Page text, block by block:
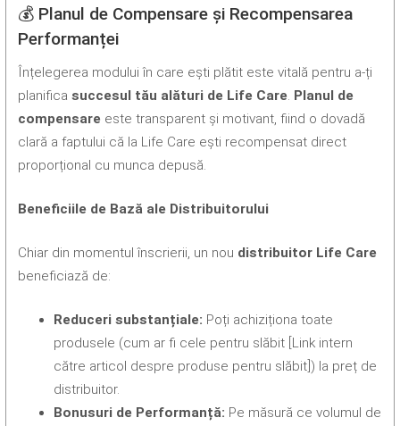
💰 Planul de Compensare și Recompensarea
Performanței
Înțelegerea modului în care ești plătit este vitală pentru a-ți
planificasuccesul tău alături de Life Care. Planul de
compensare este transparent și motivant, fiind o dovadă
clară a faptului că la Life Care ești recompensat direct
proporțional cu munca depusă.
Beneficiile de Bază ale Distribuitorului
Chiar din momentul înscrierii, un nou distribuitor Life Care
beneficiază de:
Reduceri substanțiale: Poți achiziționa toate
produsele (cum ar fi cele pentru slăbit [Link intern
către articol despre produse pentru slăbit]) la preț de
distribuitor.
Bonusuri de Performanță: Pe măsură ce volumul de